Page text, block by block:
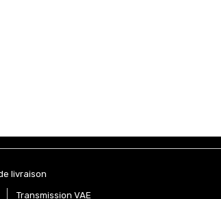
livraison
Transmission VAE